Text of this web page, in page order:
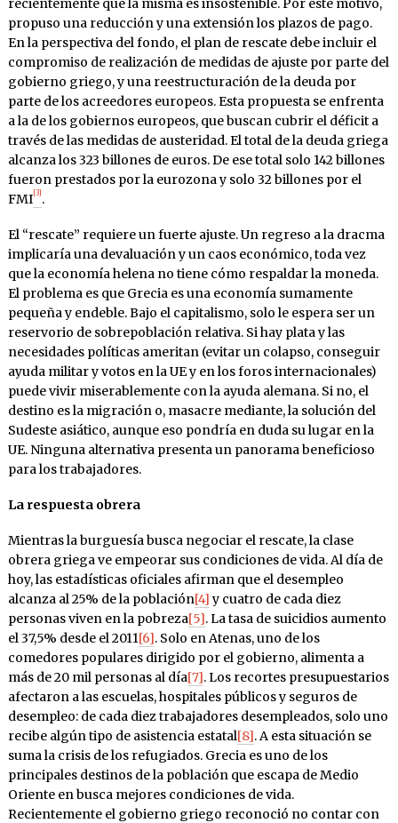
recientemente que la misma es insostenible. Por este motivo,
propuso una reducción y una extensión los plazos de pago.
En la perspectiva del fondo, el plan de rescate debe incluir el
compromiso de realización de medidas de ajuste por parte del
gobierno griego, y una reestructuración de la deuda por
parte de los acreedores europeos. Esta propuesta se enfrenta
a la de los gobiernos europeos, que buscan cubrir el déficit a
través de las medidas de austeridad. El total de la deuda griega
alcanza los 323 billones de euros. De ese total solo 142 billones
fueron prestados por la eurozona y solo 32 billones por el
FMI [3] .
El “rescate” requiere un fuerte ajuste. Un regreso a la dracma
implicaría una devaluación y un caos económico, toda vez
que la economía helena no tiene cómo respaldar la moneda.
El problema es que Grecia es una economía sumamente
pequeña y endeble. Bajo el capitalismo, solo le espera ser un
reservorio de sobrepoblación relativa. Si hay plata y las
necesidades políticas ameritan (evitar un colapso, conseguir
ayuda militar y votos en la UE y en los foros internacionales)
puede vivir miserablemente con la ayuda alemana. Si no, el
destino es la migración o, masacre mediante, la solución del
Sudeste asiático, aunque eso pondría en duda su lugar en la
UE. Ninguna alternativa presenta un panorama beneficioso
para los trabajadores.
La respuesta obrera
Mientras la burguesía busca negociar el rescate, la clase
obrera griega ve empeorar sus condiciones de vida. Al día de
hoy, las estadísticas oficiales afirman que el desempleo
alcanza al 25% de la población[4]y cuatro de cada diez
personas viven en la pobreza[5]. La tasa de suicidios aumento
el 37,5% desde el 2011[6]. Solo en Atenas, uno de los
comedores populares dirigido por el gobierno, alimenta a
más de 20 mil personas al día[7]. Los recortes presupuestarios
afectaron a las escuelas, hospitales públicos y seguros de
desempleo: de cada diez trabajadores desempleados, solo uno
recibe algún tipo de asistencia estatal[8]. A esta situación se
suma la crisis de los refugiados. Grecia es uno de los
principales destinos de la población que escapa de Medio
Oriente en busca mejores condiciones de vida.
Recientemente el gobierno griego reconoció no contar con